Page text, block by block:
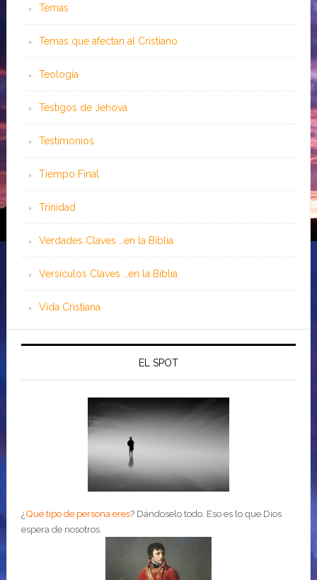
Temas
Temas que afectan al Cristiano
Teología
Testigos de Jehová
Testimonios
Tiempo Final
Trinidad
Verdades Claves …en la Biblia
Versículos Claves …en la Biblia
Vida Cristiana
EL SPOT
¿Qué tipo de persona eres? Dándoselo todo. Eso es lo que Dios
espera de nosotros.